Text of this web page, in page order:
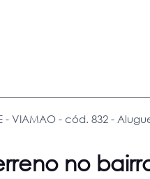
- VIAMAO - cód. 832 -
no